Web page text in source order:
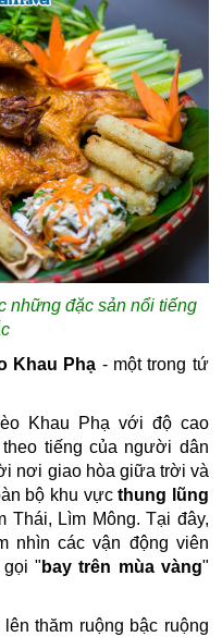
những đặc sản nổi tiếng
Khau Phạ - một trong tứ
Khau Phạ với độ cao
tiếng của người dân
nơi giao hòa giữa trời và
bộ khu vựcthung lũng
Thái, Lìm Mông. Tại đây,
nhìn các vận động viên
gọi " bay trên mùa vàng"
thăm ruộng bậc ruộng